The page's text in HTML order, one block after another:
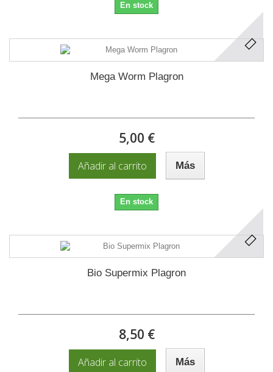
En stock
Mega Worm Plagron
5,00 €
Añadir al carrito Más
En stock
Bio Supermix Plagron
8,50 €
Añadir al carrito Más